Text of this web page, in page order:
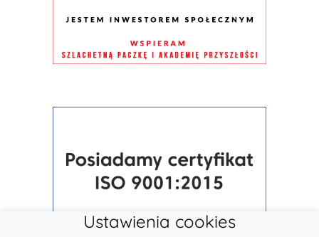
Ustawienia cookies